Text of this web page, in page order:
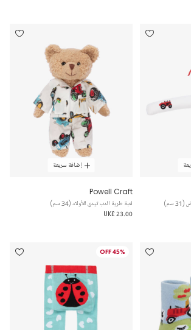
سم)
إضافة سريعة
Powell Craft
لعبة طرية الدب تيدي للأولاد (34 سم)
UK£ 23.00
45% OFF